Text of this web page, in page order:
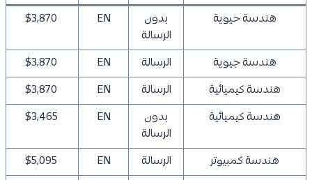
هندسة حيوية
بدون
الرسالة
EN
هندسة جيوية الرسالة EN
هندسة كيميائية
الرسالة EN
هندسة كيميائية
بدون
الرسالة
EN
هندسة كمبيوتر الرسالة EN